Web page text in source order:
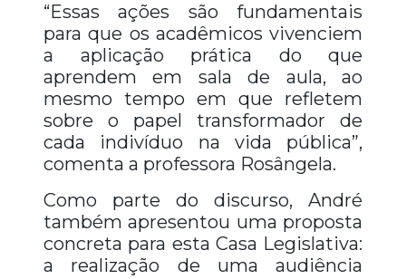
“Essas ações são fundamentais
para que os acadêmicos vivenciem
a aplicação prática do que
aprendem em sala de aula, ao
mesmo tempo em que refletem
sobre o papel transformador de
cada indivíduo na vida pública”,
comenta a professora Rosângela.
Como parte do discurso, André
também apresentou uma proposta
concreta para esta Casa Legislativa:
a realização de uma audiência